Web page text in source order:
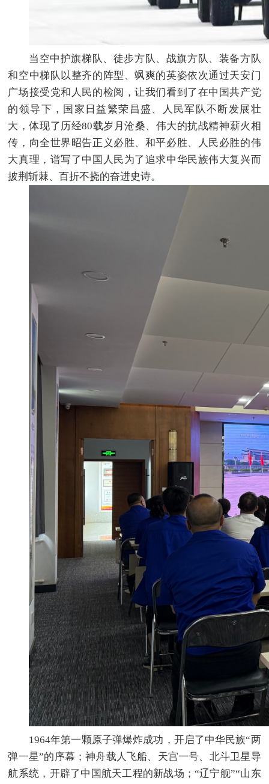
当空中护旗梯队、徒步方队、战旗方队、装备方队
和空中梯队以整齐的阵型、飒爽的英姿依次通过天安门
广场接受党和人民的检阅，让我们看到了在中国共产党
的领导下，国家日益繁荣昌盛、人民军队不断发展壮
大，体现了历经80载岁月沧桑、伟大的抗战精神薪火相
传，向全世界昭告正义必胜、和平必胜、人民必胜的伟
大真理，谱写了中国人民为了追求中华民族伟大复兴而
披荆斩棘、百折不挠的奋进史诗。
1964年第一颗原子弹爆炸成功，开启了中华民族“两
弹一星”的序幕；神舟载人飞船、天宫一号、北斗卫星导
航系统，开辟了中国航天工程的新战场；“辽宁舰”“山东